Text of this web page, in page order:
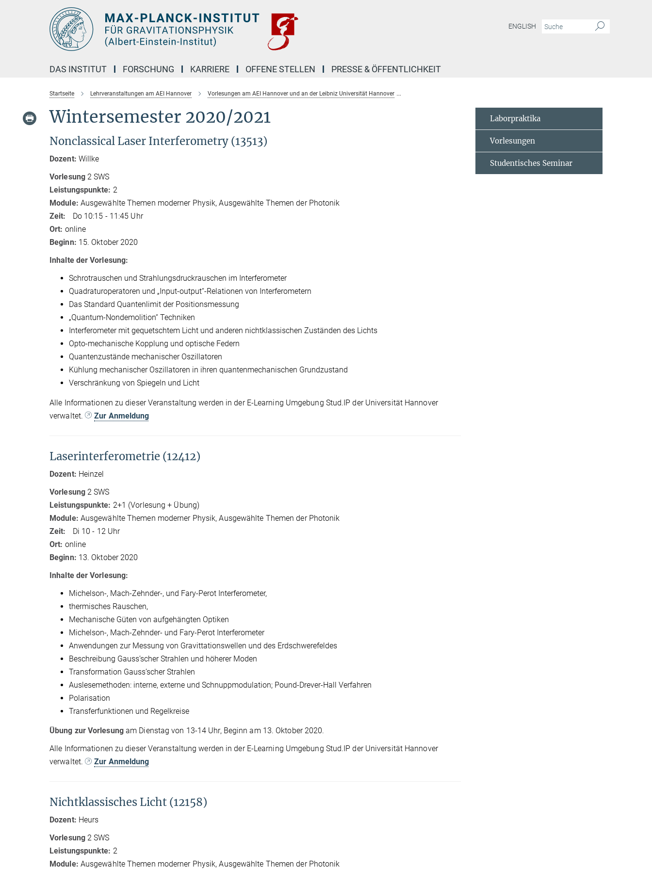
ENGLISH
DAS INSTITUT FORSCHUNG KARRIERE OFFENE STELLEN PRESSE & ÖFFENTLICHKEIT
Startseite Lehrveranstaltungen am AEI Hannover Vorlesungen am AEI Hannover und an der Leibniz Universität Hannover
Wintersemester 2020/2021
Nonclassical Laser Interferometry (13513)
Dozent: Willke
Vorlesung2 SWS
Leistungspunkte: 2
Module: Ausgewählte Themen moderner Physik, Ausgewählte Themen der Photonik
Zeit: Do 10:15 - 11:45 Uhr
Ort: online
Beginn: 15. Oktober 2020
Inhalte der Vorlesung:
Schrotrauschen und Strahlungsdruckrauschen im Interferometer
Quadraturoperatoren und „Input-output“-Relationen von Interferometern
Das Standard Quantenlimit der Positionsmessung
„Quantum-Nondemolition“ Techniken
Interferometer mit gequetschtem Licht und anderen nichtklassischen Zuständen des Lichts
Opto-mechanische Kopplung und optische Federn
Quantenzustände mechanischer Oszillatoren
Kühlung mechanischer Oszillatoren in ihren quantenmechanischen Grundzustand
Verschränkung von Spiegeln und Licht
Alle Informationen zu dieser Veranstaltung werden in der E-Learning Umgebung Stud.IP der Universität Hannover
verwaltet.
Zur Anmeldung
Laserinterferometrie (12412)
Dozent: Heinzel
Vorlesung2 SWS
Leistungspunkte: 2+1 (Vorlesung + Übung)
Module: Ausgewählte Themen moderner Physik, Ausgewählte Themen der Photonik
Zeit: Di 10 - 12 Uhr
Ort: online
Beginn: 13. Oktober 2020
Inhalte der Vorlesung:
Michelson-, Mach-Zehnder-, und Fary-Perot Interferometer,
thermisches Rauschen,
Mechanische Güten von aufgehängten Optiken
Michelson-, Mach-Zehnder- und Fary-Perot Interferometer
Anwendungen zur Messung von Gravittationswellen und des Erdschwerefeldes
Beschreibung Gauss’scher Strahlen und höherer Moden
Transformation Gauss’scher Strahlen
Auslesemethoden: interne, externe und Schnuppmodulation; Pound-Drever-Hall Verfahren
Polarisation
Transferfunktionen und Regelkreise
Übung zur Vorlesungam Dienstag von 13-14 Uhr, Beginn am 13. Oktober 2020.
Alle Informationen zu dieser Veranstaltung werden in der E-Learning Umgebung Stud.IP der Universität Hannover
verwaltet.
Zur Anmeldung
Nichtklassisches Licht (12158)
Dozent: Heurs
Vorlesung2 SWS
Leistungspunkte: 2
Module: Ausgewählte Themen moderner Physik, Ausgewählte Themen der Photonik
Laborpraktika
Vorlesungen
Studentisches Seminar